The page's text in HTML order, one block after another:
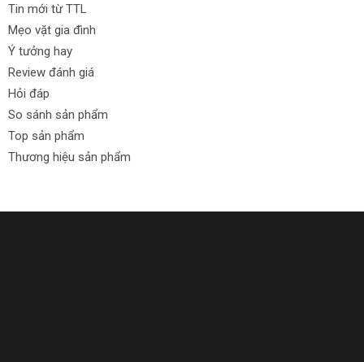
Tin mới từ TTL
Mẹo vặt gia đình
Ý tưởng hay
Review đánh giá
Hỏi đáp
So sánh sản phẩm
Top sản phẩm
Thương hiệu sản phẩm